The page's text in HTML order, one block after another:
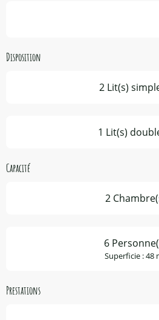
Disposition
2 Lit(s)
1 Lit(s)
Capacité
2
6
Superficie : 48
Prestations